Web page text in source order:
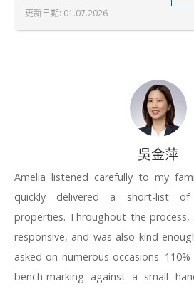
更新日期: 01.07.2026
吳金萍
Amelia listened carefully to my
quickly delivered a short-list of
properties. Throughout the process,
responsive, and was also kind
asked on numerous occasions.
bench-marking against a small